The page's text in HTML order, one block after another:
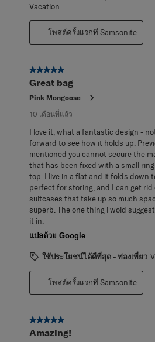
Vacation
โพสต์ครั้งแรกที่ Samsonite
5 จาก 5 ดาว
Great bag
Pink Mongoose
10 เดือนที่แล้ว
I love it, what a fantastic design -
forward to see how it holds up.
mentioned you cannot secure the
that has been fixed with a small
top. I live in a flat and it folds down
perfect for storing, and I can get rid
suitcases that take up so much
superb. The one thing i wold
it in.
แปลด้วย Google
ใช้ประโยชน์ได้ดีที่สุด - ท่องเที่ยว
โพสต์ครั้งแรกที่ Samsonite
5 จาก 5 ดาว
Amazing!